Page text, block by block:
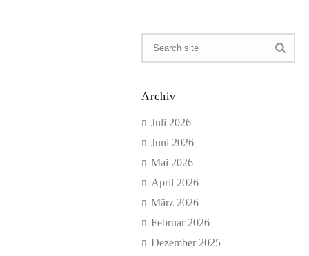
Archiv
Juli 2026
Juni 2026
Mai 2026
April 2026
März 2026
Februar 2026
Dezember 2025